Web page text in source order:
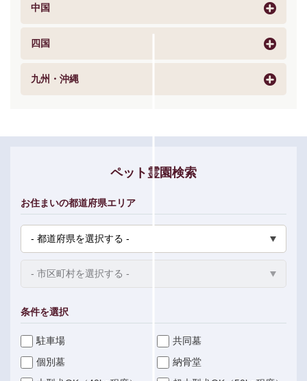
中国
四国
九州・沖縄
ペット霊園検索
お住まいの都道府県エリア
条件を選択
駐車場
共同墓
個別墓
納骨堂